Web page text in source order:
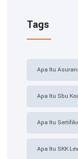
Tags
Apa Itu
Apa Itu Sbu
Apa Itu
Apa Itu SKK